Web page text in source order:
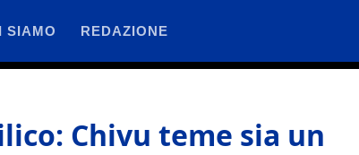
SIAMO REDAZIONE
Chivu teme sia un